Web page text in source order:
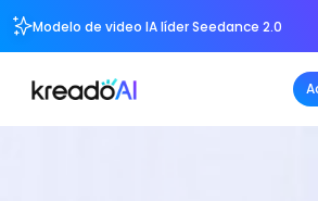
Modelo de video IA líder Seedance 2.0